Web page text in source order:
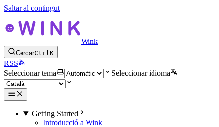
Saltar al contingut
Wink
CercarCtrlK
RSS
Seleccionar tema
Seleccionar idioma
Getting Started
Introducció a Wink